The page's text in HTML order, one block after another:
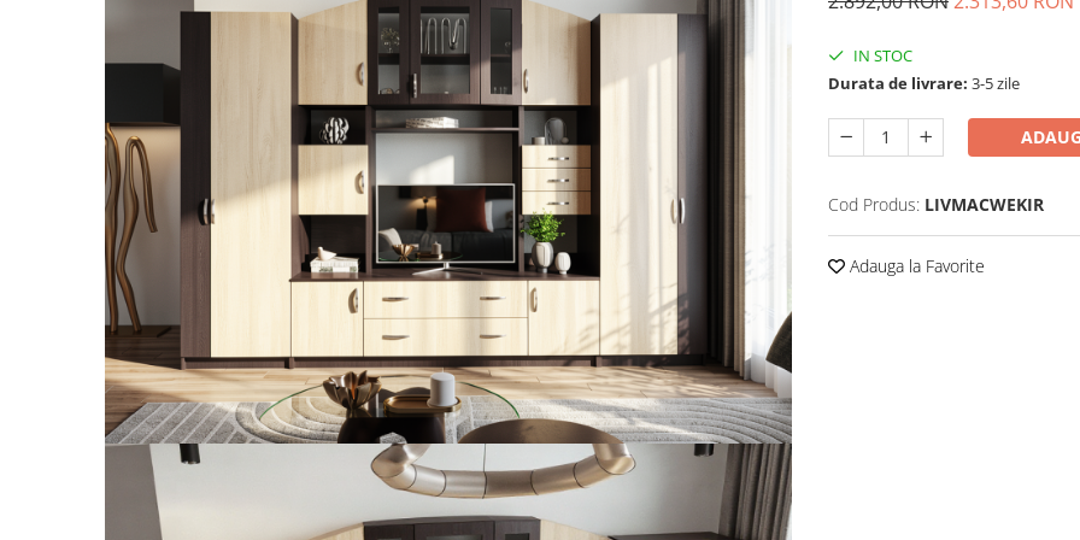
IN STOC
Durata de livrare: 3-5 zile
Cod Produs: LIVMACWEKIR
Adauga la Favorite